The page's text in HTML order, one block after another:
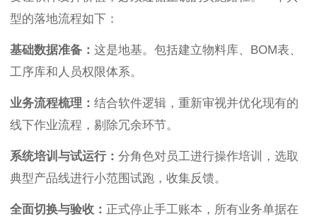
型的落地流程如下：
基础数据准备： 这是地基。包括建立物料库、BOM表、
工序库和人员权限体系。
业务流程梳理： 结合软件逻辑，重新审视并优化现有的
线下作业流程，剔除冗余环节。
系统培训与试运行： 分角色对员工进行操作培训，选取
典型产品线进行小范围试跑，收集反馈。
全面切换与验收： 正式停止手工账本，所有业务单据在